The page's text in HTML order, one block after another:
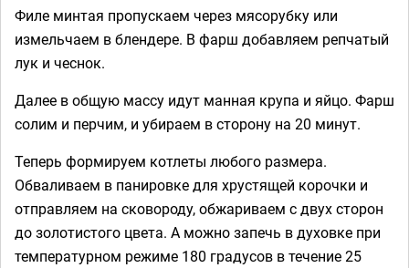
Филе минтая пропускаем через мясорубку или
измельчаем в блендере. В фарш добавляем репчатый
лук и чеснок.
Далее в общую массу идут манная крупа и яйцо. Фарш
солим и перчим, и убираем в сторону на 20 минут.
Теперь формируем котлеты любого размера.
Обваливаем в панировке для хрустящей корочки и
отправляем на сковороду, обжариваем с двух сторон
до золотистого цвета. А можно запечь в духовке при
температурном режиме 180 градусов в течение 25